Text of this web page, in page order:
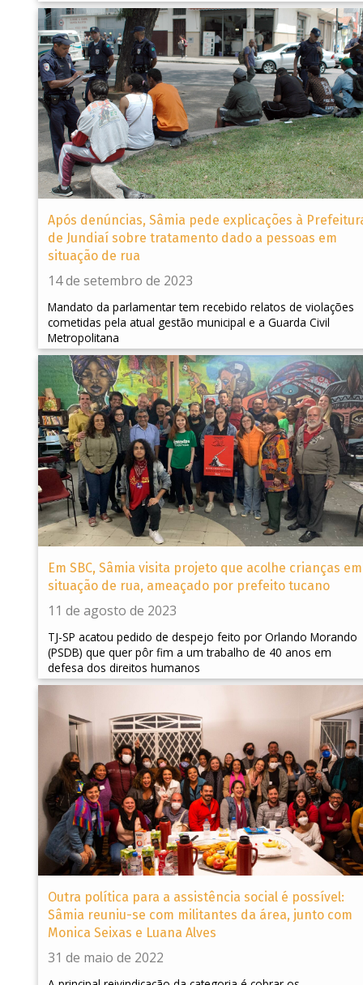
Após denúncias, Sâmia pede explicações à
de Jundiaí sobre tratamento dado a pessoas em
situação de rua
14 de setembro de 2023
Mandato da parlamentar tem recebido relatos de violações
cometidas pela atual gestão municipal e a Guarda Civil
Metropolitana
Em SBC, Sâmia visita projeto que acolhe crianças em
situação de rua, ameaçado por prefeito tucano
11 de agosto de 2023
TJ-SP acatou pedido de despejo feito por Orlando Morando
(PSDB) que quer pôr fim a um trabalho de 40 anos em
defesa dos direitos humanos
Outra política para a assistência social é possível:
Sâmia reuniu-se com militantes da área, junto com
Monica Seixas e Luana Alves
31 de maio de 2022